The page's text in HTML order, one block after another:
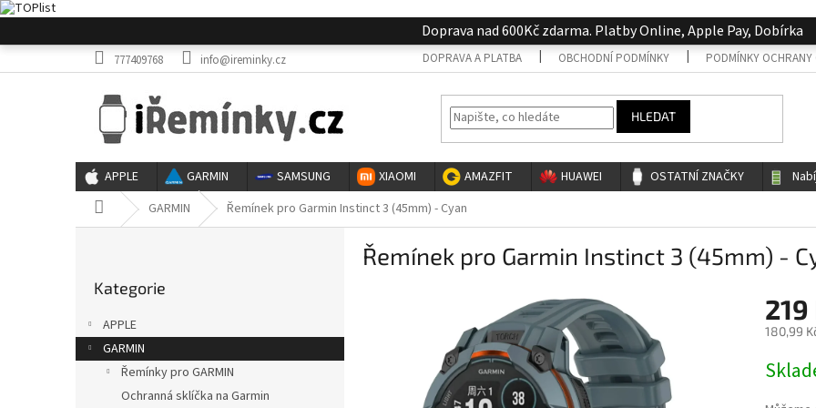
na
Doprava nad 600Kč zdarma. Platby Online, Apple Pay, Dobírka
777409768 info@ireminky.cz DOPRAVA A PLATBA OBCHODNÍ PODMÍNKY PODMÍNKY OCHRANY
HLEDAT
APPLE GARMIN SAMSUNG XIAOMI AMAZFIT HUAWEI OSTATNÍ ZNAČKY
Domů GARMIN Řemínek pro Garmin Instinct 3 (45mm) - Cyan
a
n
kategorie
Kategorie
APPLE
GARMIN
Řemínky pro GARMIN
Ochranná sklíčka na Garmin
Řemínek pro Garmin Instinct 3 (45mm) -
219
180,99
cena: